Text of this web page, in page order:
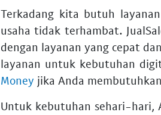
Terkadang kita butuh
usaha tidak terhambat.
dengan layanan yang cepat
layanan untuk kebutuhan
Money jika Anda
Untuk kebutuhan sehari-hari,